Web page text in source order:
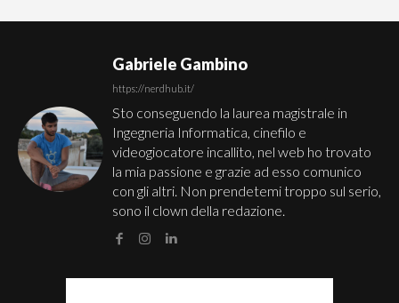
Gabriele Gambino
https://nerdhub.it/
Sto conseguendo la laurea magistrale in
Ingegneria Informatica, cinefilo e
videogiocatore incallito, nel web ho trovato
la mia passione e grazie ad esso comunico
con gli altri. Non prendetemi troppo sul serio,
sono il clown della redazione.